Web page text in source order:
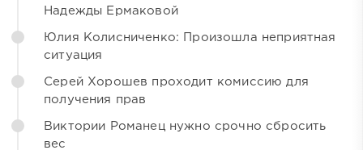
Надежды Ермаковой
Юлия Колисниченко: Произошла неприятная
ситуация
Серей Хорошев проходит комиссию для
получения прав
Виктории Романец нужно срочно сбросить
вес